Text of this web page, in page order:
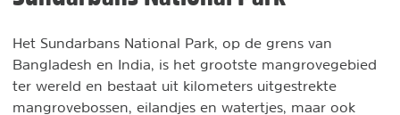
Het Sundarbans National Park, op de grens van
Bangladesh en India, is het grootste mangrovegebied
ter wereld en bestaat uit kilometers uitgestrekte
mangrovebossen, eilandjes en watertjes, maar ook